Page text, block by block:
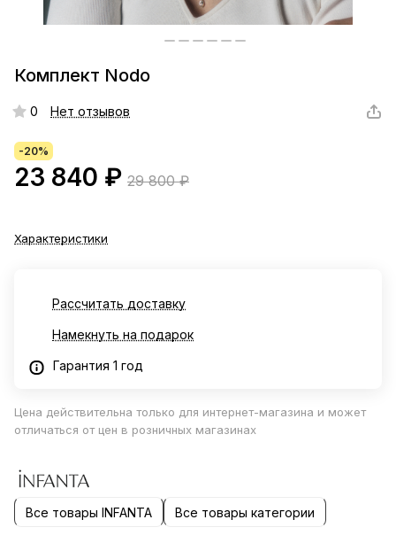
Комплект Nodo
0 Нет отзывов
-20%
23 840 ₽ 29 800 ₽
Характеристики
Рассчитать доставку
Намекнуть на подарок
Гарантия 1 год
Цена действительна только для интернет-магазина и может
отличаться от цен в розничных магазинах
Все товары INFANTA Все товары категории